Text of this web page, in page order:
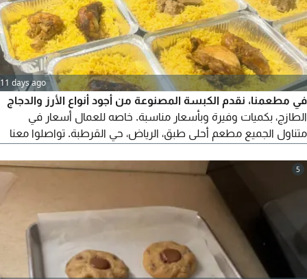
11 days ago
في مطعمنا، نقدم الكبسة المصنوعة من أجود أنواع الأرز والدجاج
الطازج، بكميات وفيرة وبأسعار مناسبة. خاصه للعمال أسعار في
متناول الجميع مطعم أحلى طبق، الرياض، حي القرطبة. تواصلوا معنا
5